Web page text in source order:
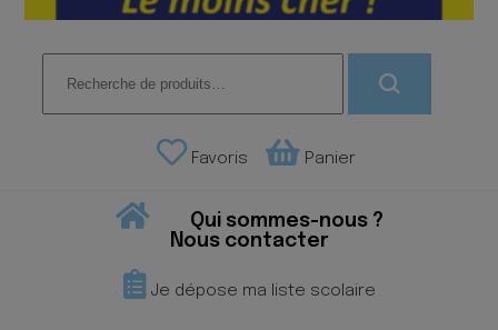
pour :
Favoris Panier
Qui sommes-nous ?
Nous contacter
Je dépose ma liste scolaire